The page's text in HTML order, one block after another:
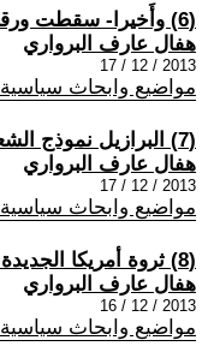
(6) وأَخيرا- سقطت ورقة التوت وإنكشف المستور وأنتهت أسطورة ,,,,,( حزب الله ) جزء 1
هفال عارف البرواري
2013 / 12 / 17
مواضيع وابحاث سياسية
(7) البرازيل نموذج الشعب المتطلع للنهوض والقيادة الراشدة صانعة المعجزات ؟
هفال عارف البرواري
2013 / 12 / 17
مواضيع وابحاث سياسية
(8) ثروة أمريكا الجديدة بإكتشافاتها الهائلة للنفط قائلة ٌ بلسان حالها باي باي يا خليج ......!!!
هفال عارف البرواري
2013 / 12 / 16
مواضيع وابحاث سياسية